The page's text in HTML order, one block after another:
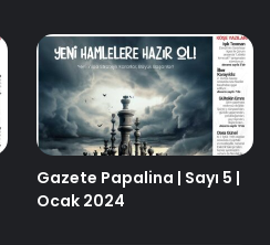
Gazete Papalina | Sayı 5 |
Ocak 2024